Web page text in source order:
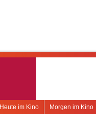
Morgen im Kino
Heute im Kino